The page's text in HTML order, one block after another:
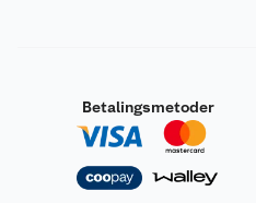
Betalingsmetoder